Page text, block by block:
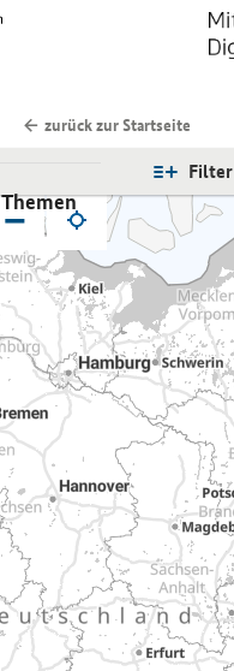
zurück zur Startseite
Filter
Themen
−